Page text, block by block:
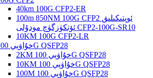
40km 100G CFP2-ER
100m 850NM 100G CFP2 ئوپتىكىلىق
ئۆتكۈزگۈچ مودۇلى CFP2-100G-SR10
10KM 100G CFP2-LR
خۇاۋېي 100G QSFP28
2KM خۇاۋېي 100G QSFP28
10KM خۇاۋېي 100G QSFP28
100M خۇاۋېي 100G QSFP28